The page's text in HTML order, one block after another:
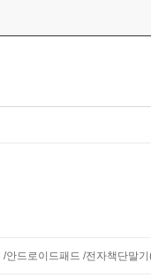
드로이드패드 /전자책단말